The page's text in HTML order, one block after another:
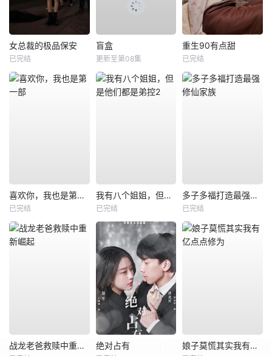
女总裁的极品保安
已完结
盲盒
更新至第08集
重生90有点甜
已完结
喜欢你，我也是第一部
已完结
我有八个姐姐，但是他们都是弟控2
已完结
多子多福打造最强修仙家族
已完结
战龙老爸救赎中重新崛起 绝对占有 娘子莫慌其实我有亿点点修为